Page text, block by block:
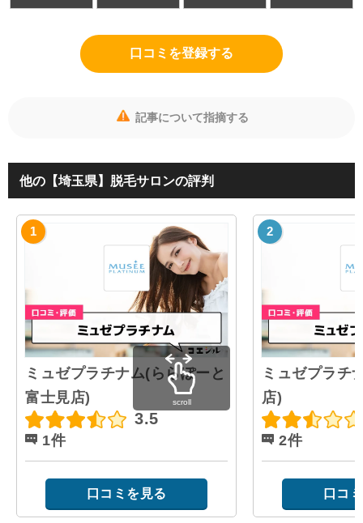
口コミを登録する
記事について指摘する
他の【埼玉県】脱毛サロンの評判
ミュゼプラチナム(ららぽーと
富士見店)
3.5
1件
口コミを見る
ミュゼプラチ
店)
2件
口コ
scroll